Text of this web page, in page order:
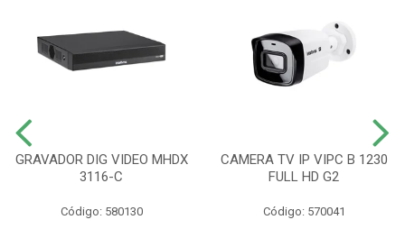
GRAVADOR DIG VIDEO MHDX
3116-C
Código: 580130
CAMERA TV IP VIPC B 1230
FULL HD G2
Código: 570041